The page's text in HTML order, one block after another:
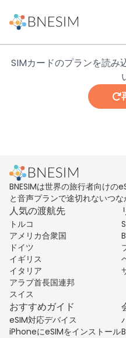
SIMカードのプランを読み
BNESIMは世界の旅行者向けの
と音声プランで途切れないつな
人気の渡航先
トルコ
アメリカ合衆国
ドイツ
イギリス
イタリア
アラブ首長国連邦
スイス
おすすめガイド
eSIM対応デバイス
iPhoneにeSIMをインストール